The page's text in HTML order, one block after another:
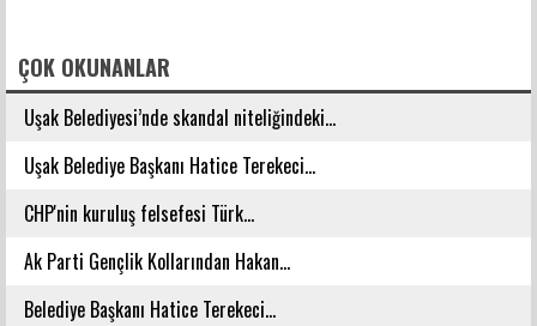
ÇOK OKUNANLAR
Uşak Belediyesi’nde skandal niteliğindeki...
Uşak Belediye Başkanı Hatice Terekeci...
CHP'nin kuruluş felsefesi Türk...
Ak Parti Gençlik Kollarından Hakan...
Belediye Başkanı Hatice Terekeci...